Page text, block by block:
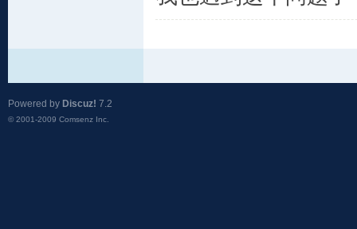
Powered by Discuz! 7.2
© 2001-2009 Comsenz Inc.